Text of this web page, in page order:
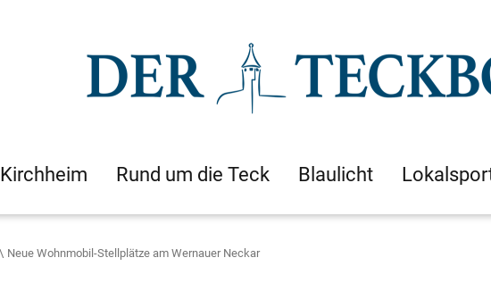
Kirchheim Rund um die Teck Blaulicht
Neue Wohnmobil-Stellplätze am Wernauer Neckar